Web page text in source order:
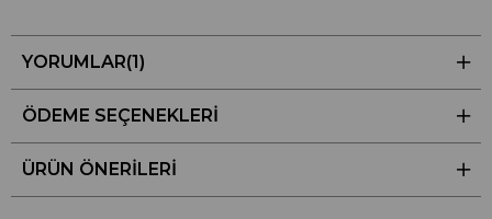
YORUMLAR(1)
ÖDEME SEÇENEKLERI
ÜRÜN ÖNERILERI